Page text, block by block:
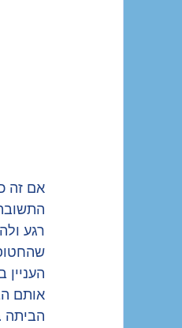
אם זה
רגע
אותם
הביתה